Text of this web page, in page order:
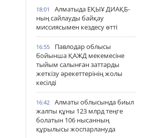
18:01
Алматыда ЕҚЫҰ ДИАҚБ-
ның сайлауды байқау
миссиясымен кездесу өтті
16:55
Павлодар облысы
бойынша ҚАЖД мекемесіне
тыйым салынған заттарды
жеткізу әрекеттерінің жолы
кесілді
16:42
Алматы облысында биыл
жалпы құны 123 млрд теңге
болатын 106 нысанның
құрылысы жоспарлануда